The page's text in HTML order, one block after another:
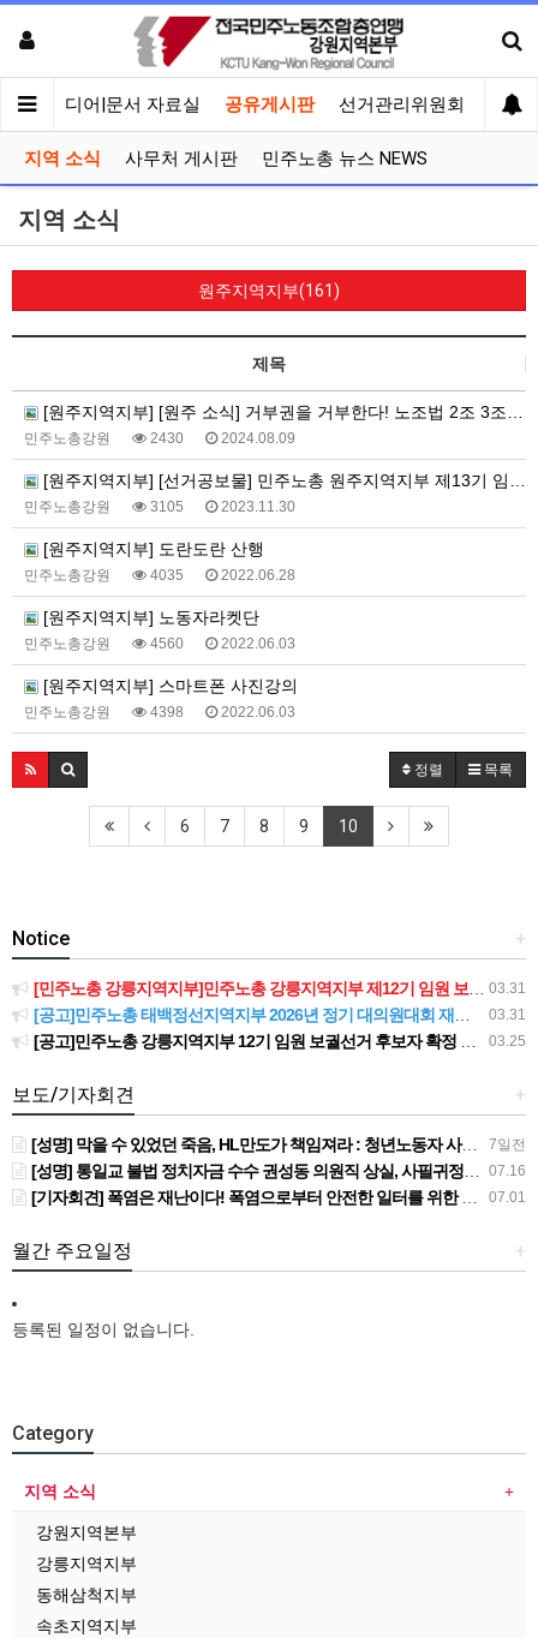
견 미디어|문서 자료실 공유게시판 선거관리위원회
지역 소식 사무처 게시판 민주노총 뉴스 NEWS
지역 소식
원주지역지부(161)
제목
[원주지역지부] [원주 소식] 거부권을 거부한다! 노조법 2조 3조, 방송4법 공포 촉구 선전전(24.08.08)
민주노총강원 2430 2024.08.09
[원주지역지부] [선거공보물] 민주노총 원주지역지부 제13기 임원선거
민주노총강원 3105 2023.11.30
[원주지역지부] 도란도란 산행
민주노총강원 4035 2022.06.28
[원주지역지부] 노동자라켓단
민주노총강원 4560 2022.06.03
[원주지역지부] 스마트폰 사진강의
민주노총강원 4398 2022.06.03
정렬 목록
6 7 8 9 10
+
Notice
03.31
[민주노총 강릉지역지부]민주노총 강릉지역지부 제12기 임원 보궐선거결과 공고
03.31
[공고]민주노총 태백정선지역지부 2026년 정기 대의원대회 재소집 건
03.25
[공고]민주노총 강릉지역지부 12기 임원 보궐선거 후보자 확정 공고
+
보도/기자회견
7일전
[성명] 막을 수 있었던 죽음, HL만도가 책임져라 : 청년노동자 사망사고의 철저한 진상규명과 재발방지 대책 마련하라
07.16
[성명] 통일교 불법 정치자금 수수 권성동 의원직 상실, 사필귀정이다
07.01
[기자회견] 폭염은 재난이다! 폭염으로부터 안전한 일터를 위한 민주노총 강원지역본부 폭염감시단 선포 기자회견
+
월간 주요일정
등록된 일정이 없습니다.
Category
지역 소식
강원지역본부
강릉지역지부
동해삼척지부
속초지역지부